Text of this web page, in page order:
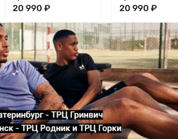
Balance 530
20 990 ₽
Balance 530
20 990₽